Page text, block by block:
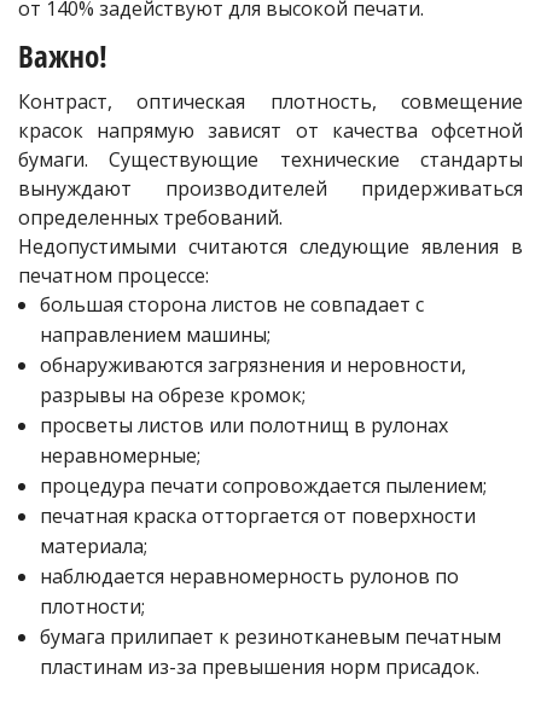
от 140% задействуют для высокой печати.
Важно!
Контраст, оптическая плотность, совмещение
красок напрямую зависят от качества офсетной
бумаги. Существующие технические стандарты
вынуждают производителей придерживаться
определенных требований.
Недопустимыми считаются следующие явления в
печатном процессе:
большая сторона листов не совпадает с
направлением машины;
обнаруживаются загрязнения и неровности,
разрывы на обрезе кромок;
просветы листов или полотнищ в рулонах
неравномерные;
процедура печати сопровождается пылением;
печатная краска отторгается от поверхности
материала;
наблюдается неравномерность рулонов по
плотности;
бумага прилипает к резинотканевым печатным
пластинам из-за превышения норм присадок.